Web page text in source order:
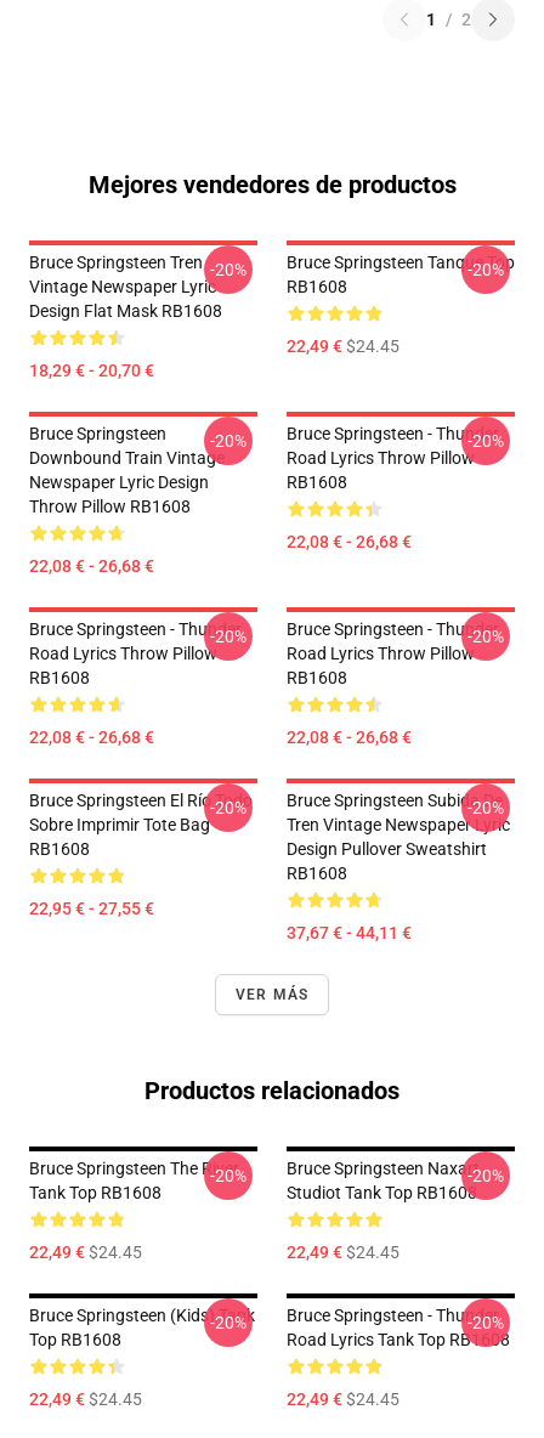
1 / 2
Mejores vendedores de productos
Bruce Springsteen Tren
Vintage Newspaper Lyric
Design Flat Mask RB1608
18,29 € - 20,70 €
-20%
Bruce Springsteen Tanque Top
RB1608
22,49 €$24.45
-20%
Bruce Springsteen
Downbound Train Vintage
Newspaper Lyric Design
Throw Pillow RB1608
22,08 € - 26,68 €
-20%
Bruce Springsteen - Thunder
Road Lyrics Throw Pillow
RB1608
22,08 € - 26,68 €
-20%
Bruce Springsteen - Thunder
Road Lyrics Throw Pillow
RB1608
22,08 € - 26,68 €
-20%
Bruce Springsteen - Thunder
Road Lyrics Throw Pillow
RB1608
22,08 € - 26,68 €
-20%
Bruce Springsteen El Río Todo
Sobre Imprimir Tote Bag
RB1608
22,95 € - 27,55 €
-20%
Bruce Springsteen Subida De
Tren Vintage Newspaper Lyric
Design Pullover Sweatshirt
RB1608
37,67 € - 44,11 €
-20%
VER MÁS
Productos relacionados
Bruce Springsteen The River
Tank Top RB1608
22,49 €$24.45
-20%
Bruce Springsteen Naxart
Studiot Tank Top RB1608
22,49 €$24.45
-20%
Bruce Springsteen (kids) Tank
Top RB1608
22,49 €$24.45
-20%
Bruce Springsteen - Thunder
Road Lyrics Tank Top RB1608
22,49 €$24.45
-20%